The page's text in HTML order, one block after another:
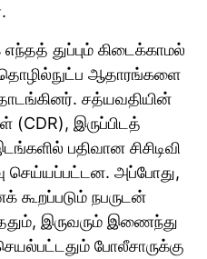
துப்பும் கிடைக்காமல்
தொழில்நுட்ப ஆதாரங்களை
சத்யவதியின்
(CDR), இருப்பிடத்
பதிவான சிசிடிவி
செய்யப்பட்டன. அப்போது,
நபருடன்
இருவரும் இணைந்து
போலீசாருக்கு